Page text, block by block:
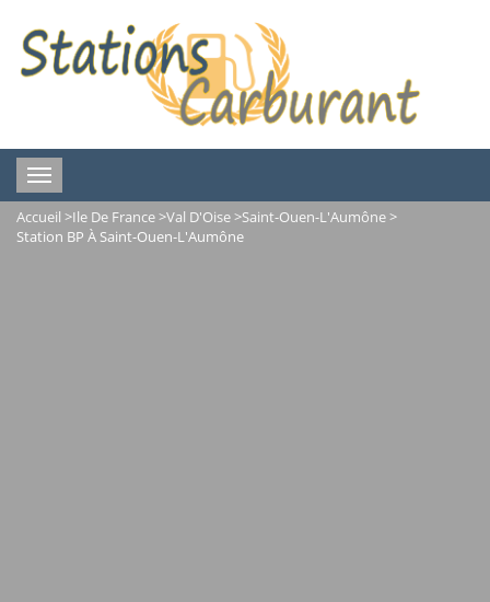
Toggle
navigation
Accueil >Ile De France>Val D'Oise>Saint-Ouen-L'Aumône>
Station BP À Saint-Ouen-L'Aumône